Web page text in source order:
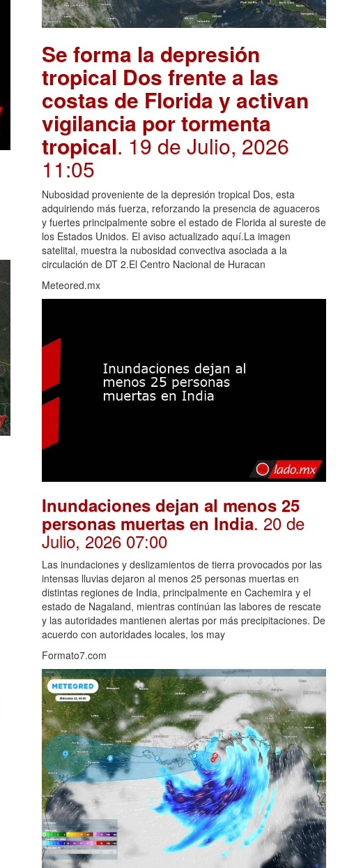
Se forma la depresión
tropical Dos frente a las
costas de Florida y activan
vigilancia por tormenta
tropical. 19 de Julio, 2026
11:05
Nubosidad proveniente de la depresión tropical Dos, esta
adquiriendo más fuerza, reforzando la presencia de aguaceros
y fuertes principalmente sobre el estado de Florida al sureste de
los Estados Unidos. El aviso actualizado aquí.La imagen
satelital, muestra la nubosidad convectiva asociada a la
circulación de DT 2.El Centro Nacional de Huracan
Meteored.mx
Inundaciones dejan al menos 25
personas muertas en India. 20 de
Julio, 2026 07:00
Las inundaciones y deslizamientos de tierra provocados por las
intensas lluvias dejaron al menos 25 personas muertas en
distintas regiones de India, principalmente en Cachemira y el
estado de Nagaland, mientras continúan las labores de rescate
y las autoridades mantienen alertas por más precipitaciones. De
acuerdo con autoridades locales, los may
Formato7.com